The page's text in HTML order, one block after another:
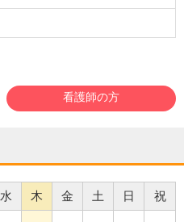
看護師の方
水 木 金 土 日 祝